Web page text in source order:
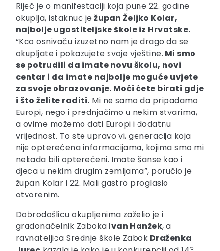
Riječ je o manifestaciji koja pune 22. godine
okuplja, istaknuo ježupan Željko Kolar,
najbolje ugostiteljske škole iz Hrvatske.
“Kao osnivaču izuzetno nam je drago da se
okupljate i pokazujete svoje vještine. Mi smo
se potrudili da imate novu školu, novi
centar i da imate najbolje moguće uvjete
za svoje obrazovanje. Moći ćete birati gdje
i što želite raditi. Mi ne samo da pripadamo
Europi, nego i prednjačimo u nekim stvarima,
a ovime možemo dati Europi i dodatnu
vrijednost. To ste upravo vi, generacija koja
nije opterećena informacijama, kojima smo mi
nekada bili opterećeni. Imate šanse kao i
djeca u nekim drugim zemljama”, poručio je
župan Kolar i 22. Mali gastro proglasio
otvorenim.
Dobrodošlicu okupljenima zaželio je i
gradonačelnik Zaboka Ivan Hanžek, a
ravnateljica Srednje škole Zabok Draženka